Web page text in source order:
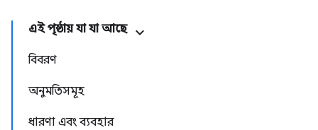
এই পৃষ্ঠায় যা যা আছে
বিবরণ
অনুমতিসমূহ
ধারণা এবং ব্যবহার